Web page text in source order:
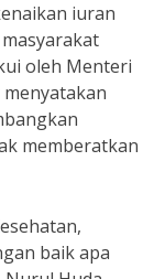
iuran
oleh Menteri
menyatakan
memberatkan
baik apa